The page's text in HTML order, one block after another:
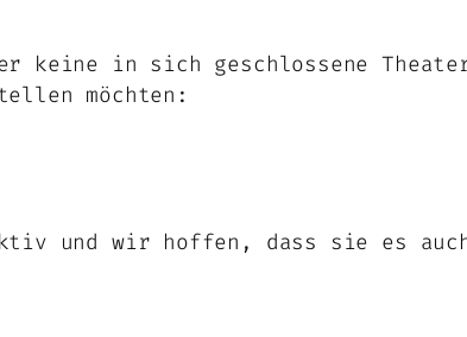
keine in sich geschlossene
möchten:
und wir hoffen, dass sie es